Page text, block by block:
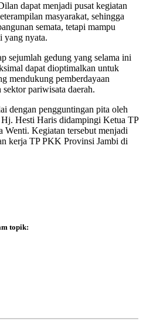
dapat menjadi pusat kegiatan
masyarakat, sehingga
semata, tetapi mampu
yang nyata.
sejumlah gedung yang selama ini
dapat dioptimalkan untuk
mendukung pemberdayaan
sektor pariwisata daerah.
dengan pengguntingan pita oleh
Hesti Haris didampingi Ketua TP
Kegiatan tersebut menjadi
kerja TP PKK Provinsi Jambi di
topik: